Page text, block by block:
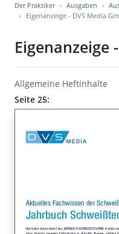
Der Praktiker Ausgaben
Eigenanzeige - DVS Media
Eigenanzeige
Allgemeine Heftinhalte
Seite 25: